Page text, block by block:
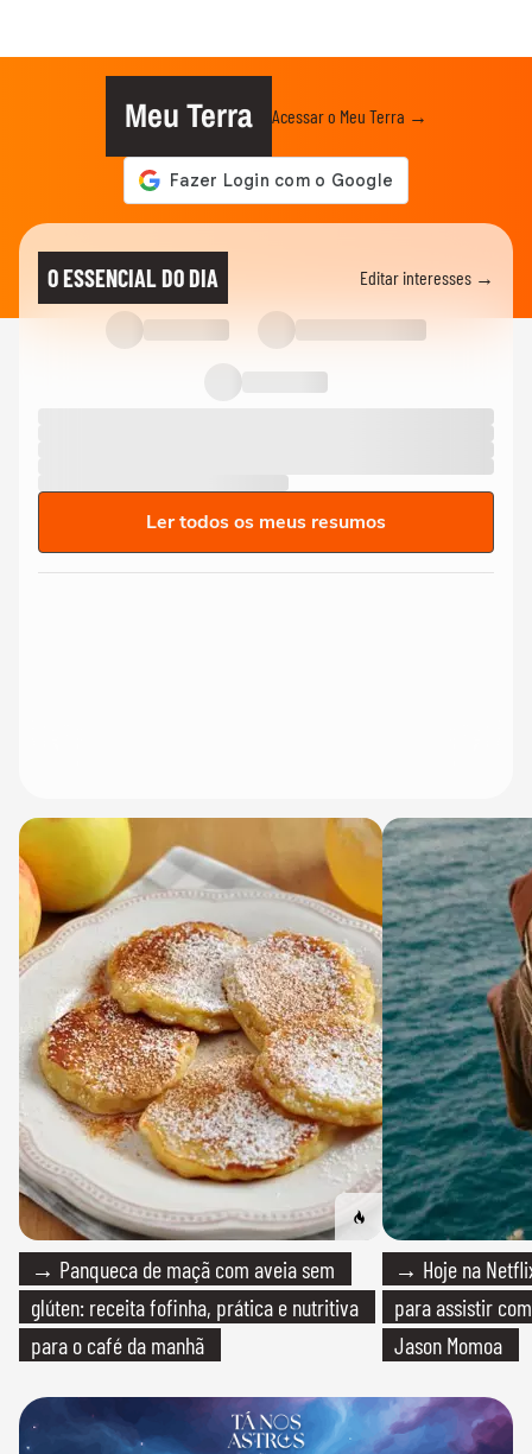
Meu Terra Acessar o Meu Terra →
O ESSENCIAL DO DIA Editar interesses →
Ler todos os meus resumos
→ Panqueca de maçã com aveia sem
glúten: receita fofinha, prática e nutritiva
para o café da manhã
→ Hoje na
para assistir
Jason Momoa